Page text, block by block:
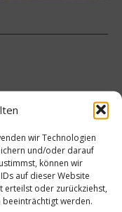
wir Technologien
und/oder darauf
können wir
auf dieser Website
erteilst oder zurückziehst,
beeinträchtigt werden.